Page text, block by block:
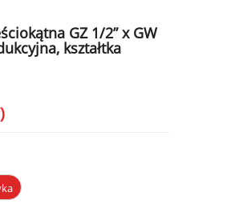
GZ 1/2” x GW
kształtka